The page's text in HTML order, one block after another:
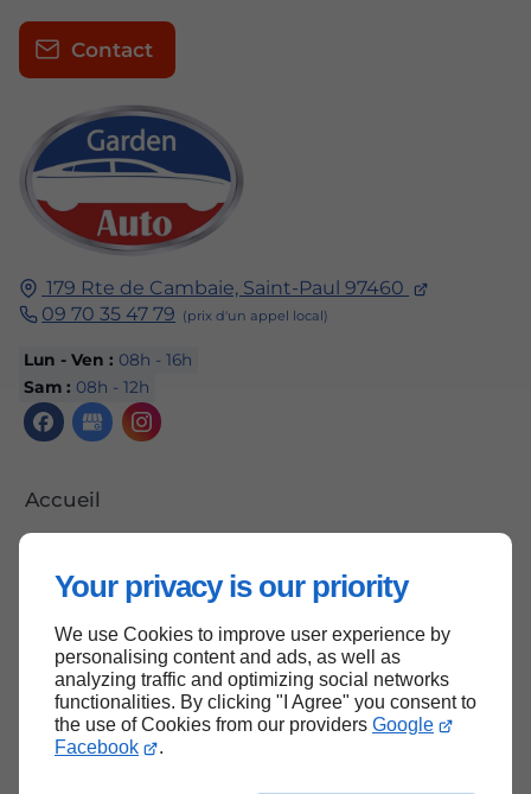
Your privacy is our priority
We use Cookies to improve user experience by
personalising content and ads, as well as
analyzing traffic and optimizing social networks
functionalities. By clicking "I Agree" you consent to
the use of Cookies from our providers Google
Facebook
.
179 Rte de Cambaie, Saint-Paul 97460
09 70 35 47 79
Lun - Ven : 08h - 16h
Sam : 08h - 12h
Accueil
Contactez-nous
Mentions légales
Plan du site
Contact
Haut de page